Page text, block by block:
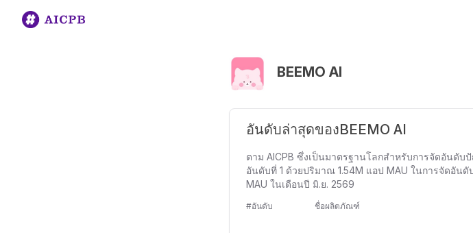
BEEMO AI
อันดับล่าสุดของBEEMO AI
ตาม AICPB ซึ่งเป็นมาตรฐานโลกสำหรับการจัดอันดับ
อันดับที่ 1 ด้วยปริมาณ 1.54M แอป MAU ในการจัดอัน
MAU ในเดือนปี มิ.ย. 2569
#อันดับ ชื่อผลิตภัณฑ์